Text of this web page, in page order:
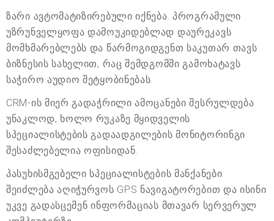
ზარი ავტომატიზირებული იქნება. პროგრამული
უზრუნველყოფა დამოუკიდებლად დაურეკავს
მომხმარებლებს და წარმოგიდგენთ საკუთარ თავს
ბიზნესის სახელით, რაც შემდგომში გამოხატავს
საჭირო აუდიო შეტყობინებას.
CRM-ის მიერ გადაჭრილი ამოცანები შესრულდება
უნაკლოდ, ხოლო რუკაზე მყიდველის
სპეციალისტების გადაადგილების მონიტორინგი
შესაძლებელია ოფისიდან.
პასუხისმგებელი სპეციალისტების მანქანები
შეიძლება აღიჭურვოს GPS ნავიგატორებით და ისინი
უკვე გადასცემენ ინფორმაციას მთავარ სერვერულ